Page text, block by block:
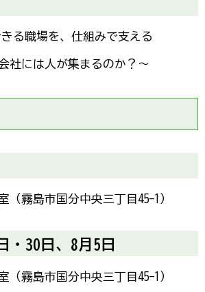
る職場を、仕組みで支える
社には人が集まるのか？～
（霧島市国分中央三丁目45-1）
・30日、8月5日
（霧島市国分中央三丁目45-1）